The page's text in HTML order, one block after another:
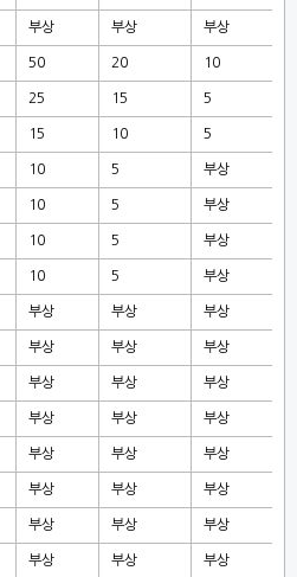
부상 부상 부상
50 20 10
25 15 5
15 10 5
10 5 부상
10 5 부상
10 5 부상
10 5 부상
부상 부상 부상
부상 부상 부상
부상 부상 부상
부상 부상 부상
부상 부상 부상
부상 부상 부상
부상 부상 부상
부상 부상 부상